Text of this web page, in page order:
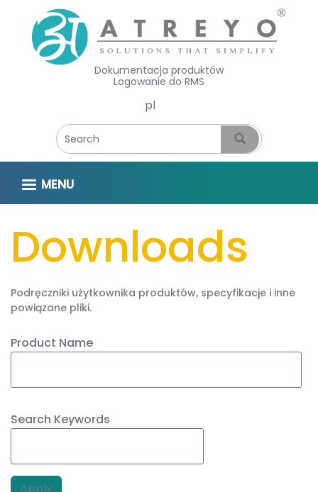
Dokumentacja produktów
Logowanie do RMS
Select your language
MENU
Downloads
Podręczniki użytkownika produktów, specyfikacje i inne
powiązane pliki.
Product Name
Search Keywords